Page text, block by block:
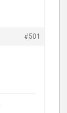
#501